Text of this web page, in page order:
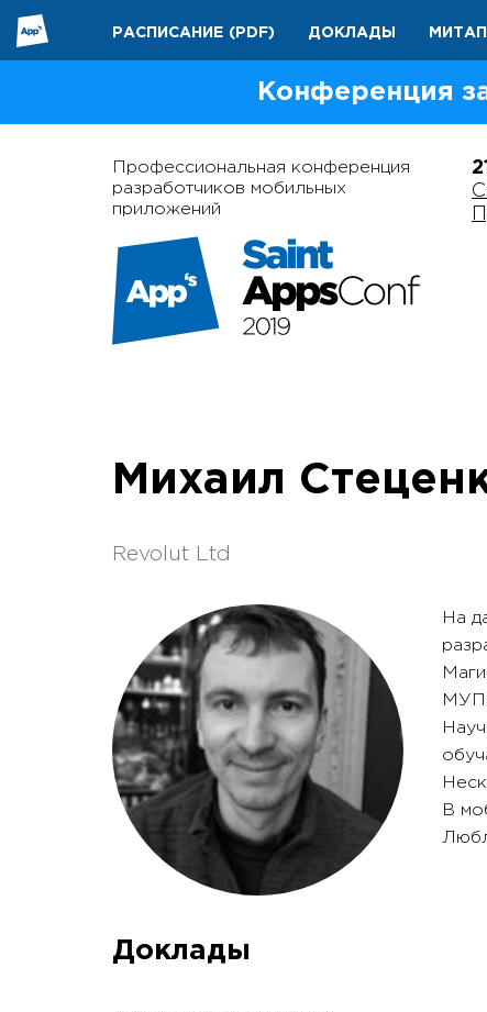
РАСПИСАНИЕ (PDF) ДОКЛАДЫ
Конференция
Профессиональная конференция
разработчиков мобильных
приложений
Михаил
Revolut Ltd
На
В
Доклады